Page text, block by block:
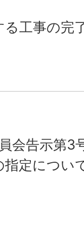
る工事の完
会告示第3
指定につい